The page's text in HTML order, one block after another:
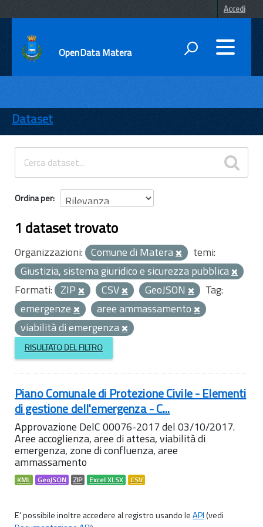
Accedi
OpenData Matera
ENTI
TEMI
INFORMAZIONI
Dataset
Ordina per
1 dataset trovato
Organizzazioni: Comune di Matera
temi:
Giustizia, sistema giuridico e sicurezza pubblica
Formati: ZIP CSV GeoJSON
Tag:
emergenze
aree ammassamento
viabilità di emergenza
RISULTATO DEL FILTRO
Piano Comunale di Protezione Civile - Elementi
di gestione dell'emergenza - C...
Approvazione DelC 00076-2017 del 03/10/2017.
Aree accoglienza, aree di attesa, viabilità di
emergenza, zone di confluenza, aree
ammassamento
KML GeoJSON ZIP Excel XLSX CSV
E' possibile inoltre accedere al registro usando leAPI(vedi